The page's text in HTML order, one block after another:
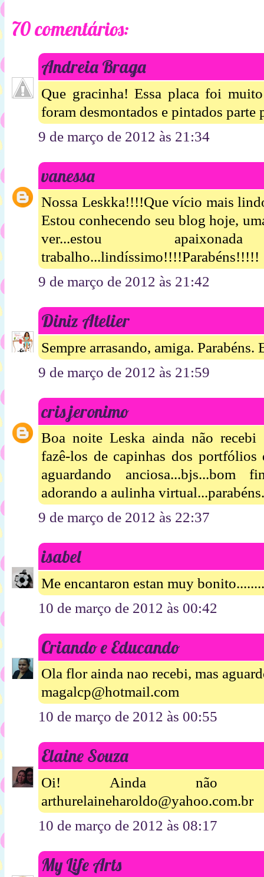
70 comentários:
Andreia Braga
Que gracinha! Essa placa foi
foram desmontados e pintados parte
9 de março de 2012 às 21:34
vanessa
Nossa Leskka!!!!Que vício mais
Estou conhecendo seu blog hoje,
ver...estou
trabalho...lindíssimo!!!!Parabéns!!!!!
9 de março de 2012 às 21:42
Diniz Atelier
Sempre arrasando, amiga.
9 de março de 2012 às 21:59
cris jeronimo
Boa noite Leska ainda não recebi
fazê-los de capinhas dos portfólios
aguardando anciosa...bjs...bom
adorando a aulinha
9 de março de 2012 às 22:37
isabel
Me encantaron estan muy
10 de março de 2012 às 00:42
Criando e Educando
Ola flor ainda nao recebi, mas
magalcp@hotmail.com
10 de março de 2012 às 00:55
Elaine Souza
Oi! Ainda não
arthurelaineharoldo@yahoo.com.br
10 de março de 2012 às 08:17
My Life Arts